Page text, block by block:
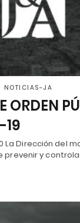
NOTICIAS-JA
ORDEN
19
La Dirección del
prevenir y